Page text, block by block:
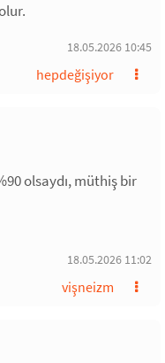
18.05.2026 10:45
hepdeğişiyor
olsaydı, müthiş bir
18.05.2026 11:02
vişneizm